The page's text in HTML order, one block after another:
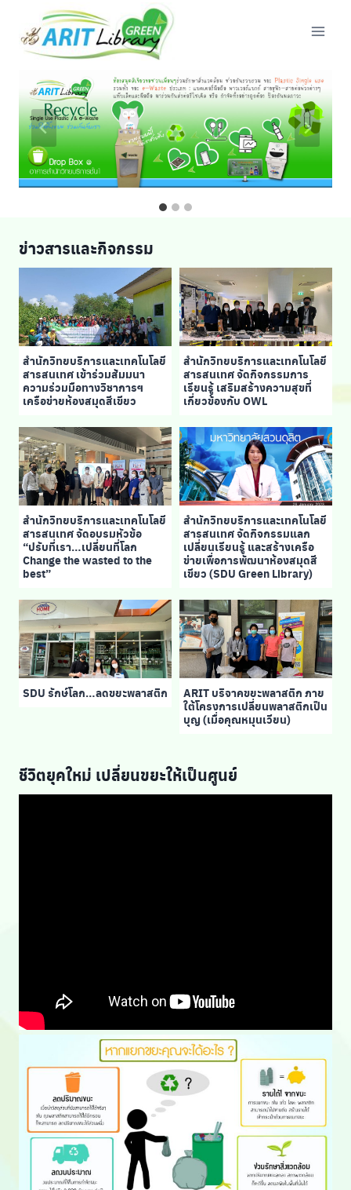
content
ข่าวสารและกิจกรรม
สำนักวิทยบริการและเทคโนโลยี
สารสนเทศ เข้าร่วมสัมมนา
ความร่วมมือทางวิชาการฯ
เครือข่ายห้องสมุดสีเขียว
สำนักวิทยบริการและเทคโนโลยี
สารสนเทศ จัดกิจกรรมการ
เรียนรู้ เสริมสร้างความสุขที่
เกี่ยวข้องกับ OWL
สำนักวิทยบริการและเทคโนโลยี
สารสนเทศ จัดอบรมหัวข้อ
“ปรับที่เรา…เปลี่ยนที่โลก
Change the wasted to the
best”
สำนักวิทยบริการและเทคโนโลยี
สารสนเทศ จัดกิจกรรมแลก
เปลี่ยนเรียนรู้ และสร้างเครือ
ข่ายเพื่อการพัฒนาห้องสมุดสี
เขียว (SDU Green Library)
SDU รักษ์โลก…ลดขยะพลาสติก
ARIT บริจาคขยะพลาสติก ภาย
ใต้โครงการเปลี่ยนพลาสติกเป็น
บุญ (เมื่อคุณหมุนเวียน)
ชีวิตยุคใหม่ เปลี่ยนขยะให้เป็นศูนย์